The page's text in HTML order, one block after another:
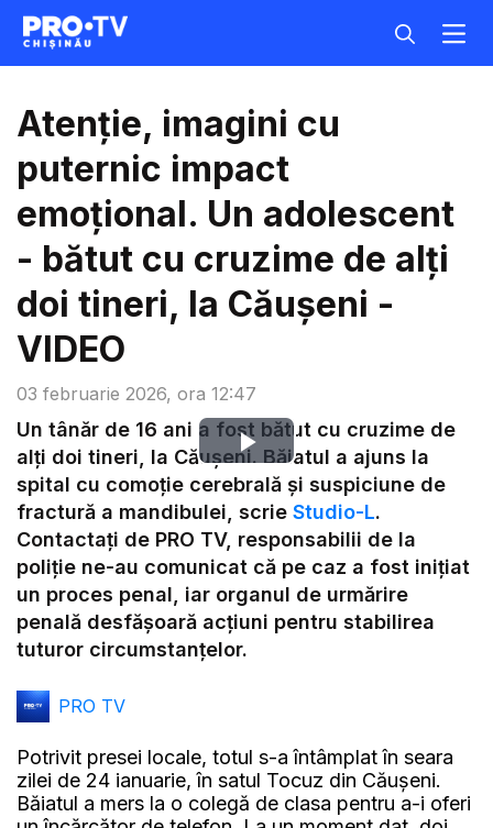
03 februarie 2026, ora 12:47
Atenție, imagini cu
puternic impact
emoțional. Un adolescent
- bătut cu cruzime de alți
doi tineri, la Căușeni -
VIDEO
Play
Video
Un tânăr de 16 ani a fost bătut cu cruzime de
alți doi tineri, la Căușeni. Băiatul a ajuns la
spital cu comoție cerebrală și suspiciune de
fractură a mandibulei, scrie Studio-L.
Contactați de PRO TV, responsabilii de la
poliție ne-au comunicat că pe caz a fost inițiat
un proces penal, iar organul de urmărire
penală desfășoară acțiuni pentru stabilirea
tuturor circumstanțelor.
PRO TV
Potrivit presei locale, totul s-a întâmplat în seara
zilei de 24 ianuarie, în satul Tocuz din Căușeni.
Băiatul a mers la o colegă de clasa pentru a-i oferi